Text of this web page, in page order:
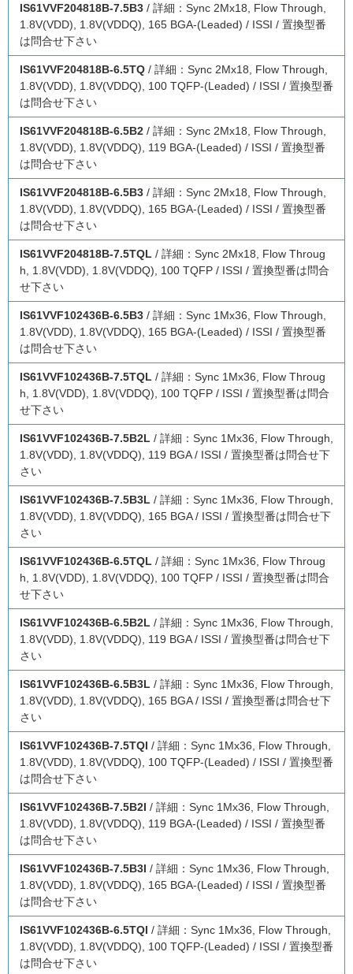
IS61VVF204818B-7.5B3 / 詳細：Sync 2Mx18, Flow Through,
1.8V(VDD), 1.8V(VDDQ), 165 BGA-(Leaded) / ISSI / 置換型番
は問合せ下さい
IS61VVF204818B-6.5TQ / 詳細：Sync 2Mx18, Flow Through,
1.8V(VDD), 1.8V(VDDQ), 100 TQFP-(Leaded) / ISSI / 置換型番
は問合せ下さい
IS61VVF204818B-6.5B2 / 詳細：Sync 2Mx18, Flow Through,
1.8V(VDD), 1.8V(VDDQ), 119 BGA-(Leaded) / ISSI / 置換型番
は問合せ下さい
IS61VVF204818B-6.5B3 / 詳細：Sync 2Mx18, Flow Through,
1.8V(VDD), 1.8V(VDDQ), 165 BGA-(Leaded) / ISSI / 置換型番
は問合せ下さい
IS61VVF204818B-7.5TQL / 詳細：Sync 2Mx18, Flow Throug
h, 1.8V(VDD), 1.8V(VDDQ), 100 TQFP / ISSI / 置換型番は問合
せ下さい
IS61VVF102436B-6.5B3 / 詳細：Sync 1Mx36, Flow Through,
1.8V(VDD), 1.8V(VDDQ), 165 BGA-(Leaded) / ISSI / 置換型番
は問合せ下さい
IS61VVF102436B-7.5TQL / 詳細：Sync 1Mx36, Flow Throug
h, 1.8V(VDD), 1.8V(VDDQ), 100 TQFP / ISSI / 置換型番は問合
せ下さい
IS61VVF102436B-7.5B2L / 詳細：Sync 1Mx36, Flow Through,
1.8V(VDD), 1.8V(VDDQ), 119 BGA / ISSI / 置換型番は問合せ下
さい
IS61VVF102436B-7.5B3L / 詳細：Sync 1Mx36, Flow Through,
1.8V(VDD), 1.8V(VDDQ), 165 BGA / ISSI / 置換型番は問合せ下
さい
IS61VVF102436B-6.5TQL / 詳細：Sync 1Mx36, Flow Throug
h, 1.8V(VDD), 1.8V(VDDQ), 100 TQFP / ISSI / 置換型番は問合
せ下さい
IS61VVF102436B-6.5B2L / 詳細：Sync 1Mx36, Flow Through,
1.8V(VDD), 1.8V(VDDQ), 119 BGA / ISSI / 置換型番は問合せ下
さい
IS61VVF102436B-6.5B3L / 詳細：Sync 1Mx36, Flow Through,
1.8V(VDD), 1.8V(VDDQ), 165 BGA / ISSI / 置換型番は問合せ下
さい
IS61VVF102436B-7.5TQI / 詳細：Sync 1Mx36, Flow Through,
1.8V(VDD), 1.8V(VDDQ), 100 TQFP-(Leaded) / ISSI / 置換型番
は問合せ下さい
IS61VVF102436B-7.5B2I / 詳細：Sync 1Mx36, Flow Through,
1.8V(VDD), 1.8V(VDDQ), 119 BGA-(Leaded) / ISSI / 置換型番
は問合せ下さい
IS61VVF102436B-7.5B3I / 詳細：Sync 1Mx36, Flow Through,
1.8V(VDD), 1.8V(VDDQ), 165 BGA-(Leaded) / ISSI / 置換型番
は問合せ下さい
IS61VVF102436B-6.5TQI / 詳細：Sync 1Mx36, Flow Through,
1.8V(VDD), 1.8V(VDDQ), 100 TQFP-(Leaded) / ISSI / 置換型番
は問合せ下さい